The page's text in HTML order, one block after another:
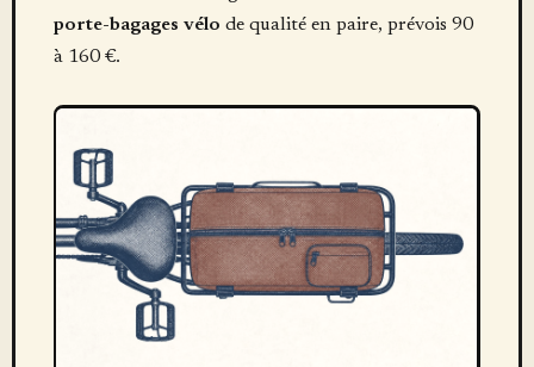
porte-bagages vélo de qualité en paire, prévois 90
à 160 €.